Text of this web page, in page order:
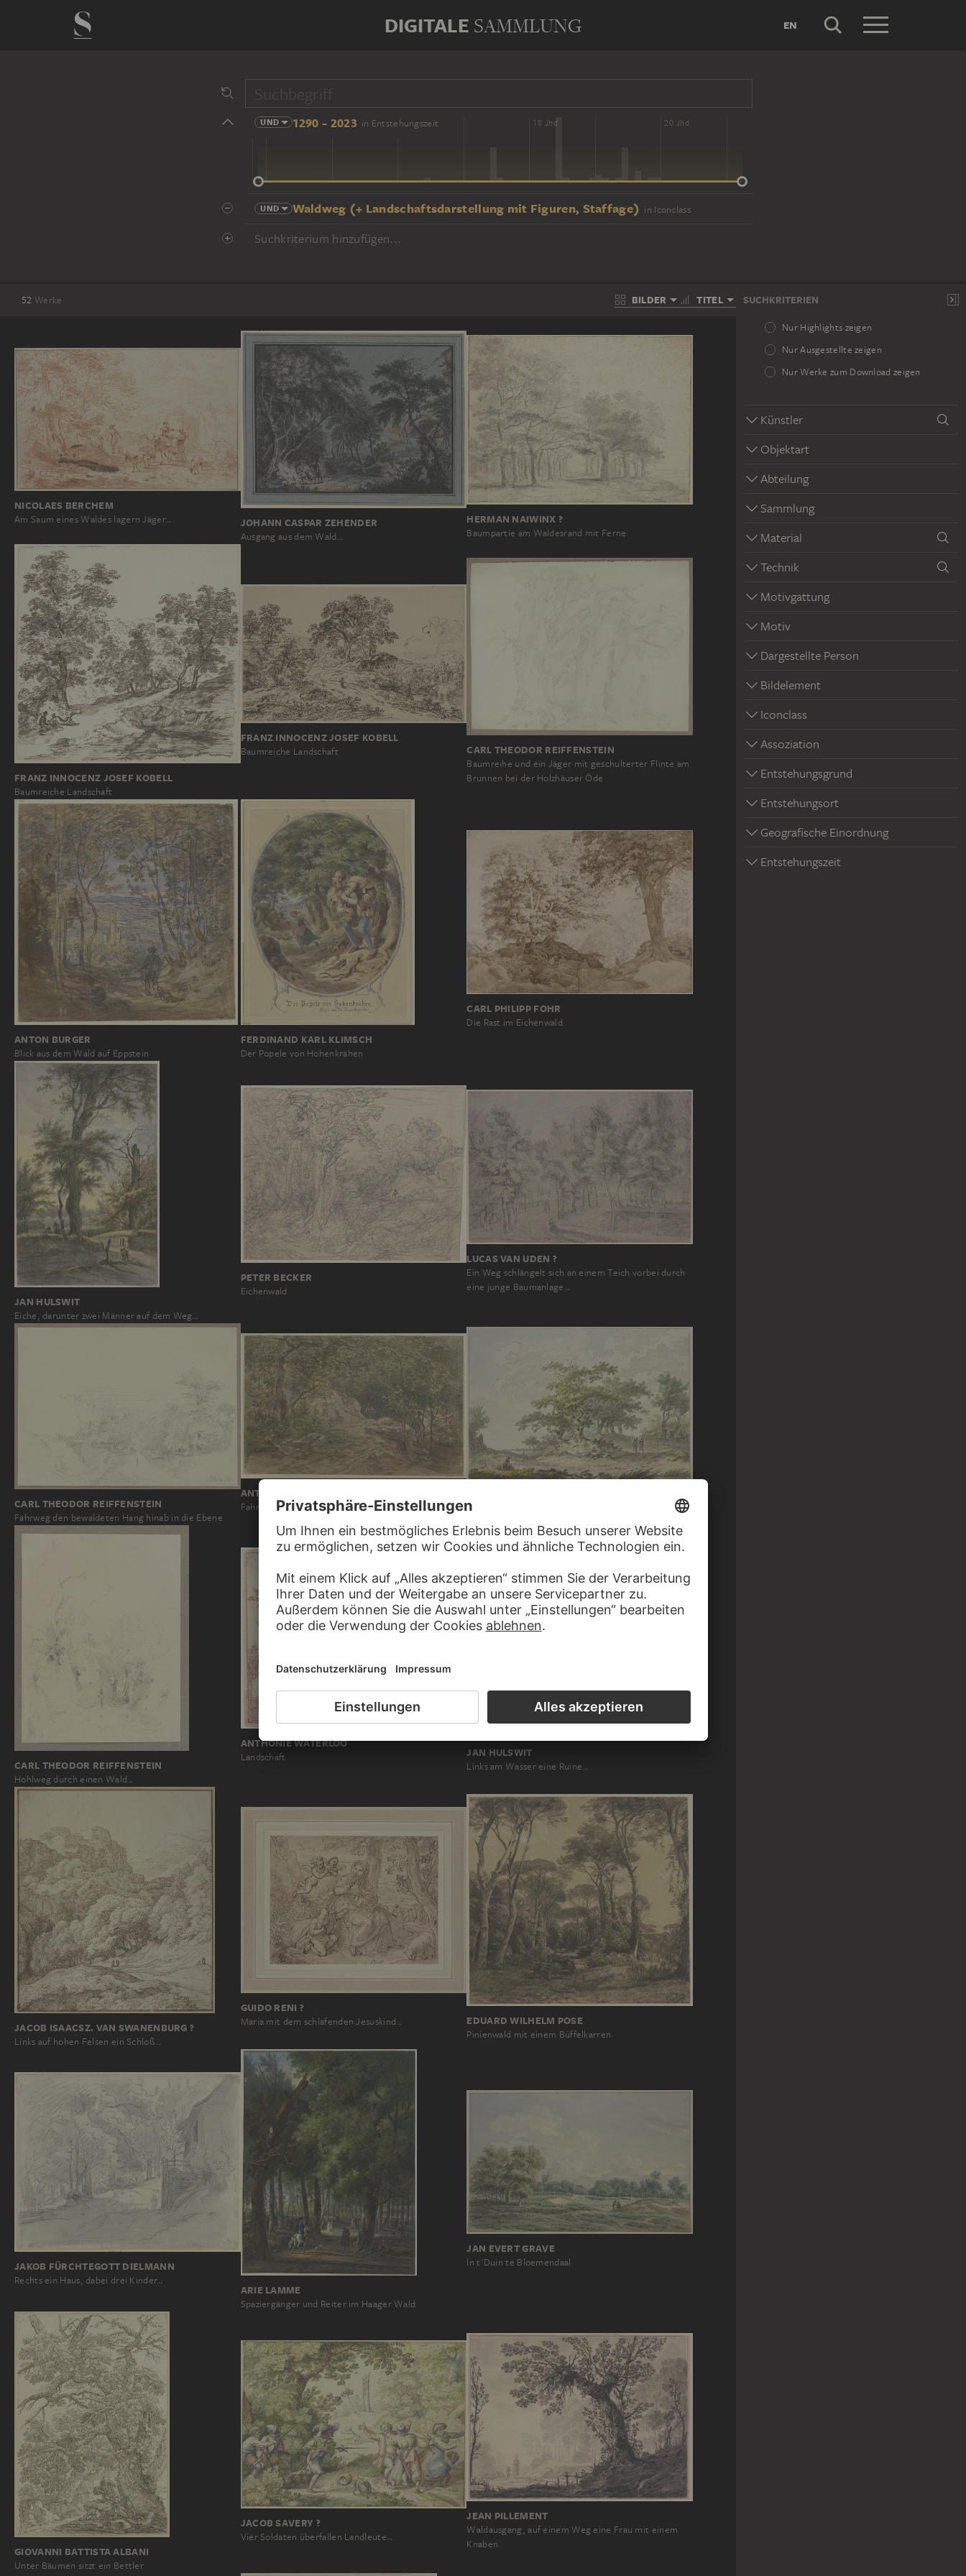
DIGITALE SAMMLUNG EN
UND 1290 - 2023 in Entstehungszeit
14 Jhd 16 Jhd 18 Jhd 20 Jhd
UND Waldweg (+ Landschaftsdarstellung mit Figuren, Staffage) in Iconclass
Suchkriterium hinzufügen...
52 Werke BILDER TITEL SUCHKRITERIEN
Nur Highlights zeigen
Nur Ausgestellte zeigen
Nur Werke zum Download zeigen
Künstler
Objektart
Abteilung
Sammlung
Material
Technik
Motivgattung
Motiv
Dargestellte Person
Bildelement
Iconclass
Assoziation
Entstehungsgrund
Entstehungsort
Geografische Einordnung
Entstehungszeit
NICOLAES BERCHEM
Am Saum eines Waldes lagern Jäger… JOHANN CASPAR ZEHENDER
Ausgang aus dem Wald…
HERMAN NAIWINX ?
Baumpartie am Waldesrand mit Ferne
FRANZ INNOCENZ JOSEF KOBELL
Baumreiche Landschaft
FRANZ INNOCENZ JOSEF KOBELL
Baumreiche Landschaft CARL THEODOR REIFFENSTEIN
Baumreihe und ein Jäger mit geschulterter Flinte am
Brunnen bei der Holzhäuser Öde
ANTON BURGER
Blick aus dem Wald auf Eppstein
FERDINAND KARL KLIMSCH
Der Popele von Hohenkrähen
CARL PHILIPP FOHR
Die Rast im Eichenwald
JAN HULSWIT
Eiche, darunter zwei Männer auf dem Weg…
PETER BECKER
Eichenwald
LUCAS VAN UDEN ?
Ein Weg schlängelt sich an einem Teich vorbei durch
eine junge Baumanlage…
CARL THEODOR REIFFENSTEIN
Fahrweg den bewaldeten Hang hinab in die Ebene
ANTON BURGER
Fahrweg durch einen Buchenwald
HERMANUS VAN BRUSSEL
Gruppen von Eichbäumen, rechts zwei Wanderer…
CARL THEODOR REIFFENSTEIN
Hohlweg durch einen Wald…
ANTHONIE WATERLOO
Landschaft JAN HULSWIT
Links am Wasser eine Ruine…
JACOB ISAACSZ. VAN SWANENBURG ?
Links auf hohen Felsen ein Schloß…
GUIDO RENI ?
Maria mit dem schlafenden Jesuskind… EDUARD WILHELM POSE
Pinienwald mit einem Büffelkarren
JAKOB FÜRCHTEGOTT DIELMANN
Rechts ein Haus, dabei drei Kinder…
ARIE LAMME
Spaziergänger und Reiter im Haager Wald
JAN EVERT GRAVE
In t'Duin te Bloemendaal
GIOVANNI BATTISTA ALBANI
Unter Bäumen sitzt ein Bettler
JACOB SAVERY ?
Vier Soldaten überfallen Landleute…
JEAN PILLEMENT
Waldausgang, auf einem Weg eine Frau mit einem
Knaben